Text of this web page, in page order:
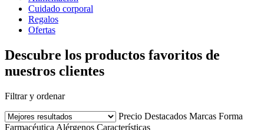
Cuidado corporal
Regalos
Ofertas
Descubre los productos favoritos de
nuestros clientes
Filtrar y ordenar
Precio Destacados Marcas Forma
Farmacéutica Alérgenos Características